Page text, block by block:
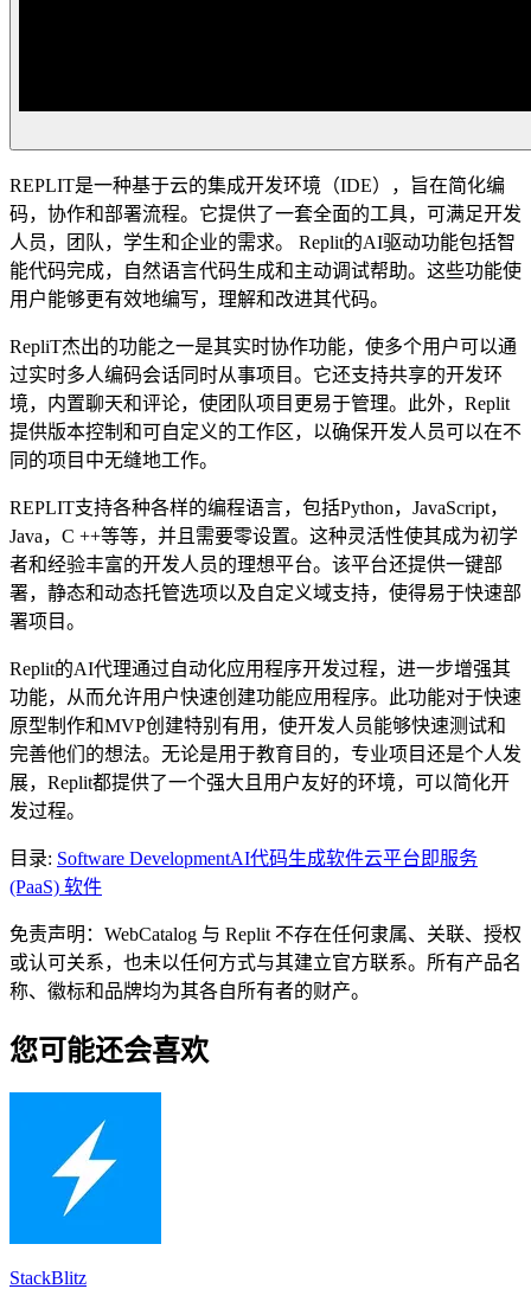
REPLIT是一种基于云的集成开发环境（IDE），旨在简化编
码，协作和部署流程。它提供了一套全面的工具，可满足开发
人员，团队，学生和企业的需求。 Replit的AI驱动功能包括智
能代码完成，自然语言代码生成和主动调试帮助。这些功能使
用户能够更有效地编写，理解和改进其代码。
RepliT杰出的功能之一是其实时协作功能，使多个用户可以通
过实时多人编码会话同时从事项目。它还支持共享的开发环
境，内置聊天和评论，使团队项目更易于管理。此外，Replit
提供版本控制和可自定义的工作区，以确保开发人员可以在不
同的项目中无缝地工作。
REPLIT支持各种各样的编程语言，包括Python，JavaScript，
Java，C ++等等，并且需要零设置。这种灵活性使其成为初学
者和经验丰富的开发人员的理想平台。该平台还提供一键部
署，静态和动态托管选项以及自定义域支持，使得易于快速部
署项目。
Replit的AI代理通过自动化应用程序开发过程，进一步增强其
功能，从而允许用户快速创建功能应用程序。此功能对于快速
原型制作和MVP创建特别有用，使开发人员能够快速测试和
完善他们的想法。无论是用于教育目的，专业项目还是个人发
展，Replit都提供了一个强大且用户友好的环境，可以简化开
发过程。
目录: Software DevelopmentAI代码生成软件云平台即服务
(PaaS) 软件
免责声明：WebCatalog 与 Replit 不存在任何隶属、关联、授权
或认可关系，也未以任何方式与其建立官方联系。所有产品名
称、徽标和品牌均为其各自所有者的财产。
您可能还会喜欢
StackBlitz